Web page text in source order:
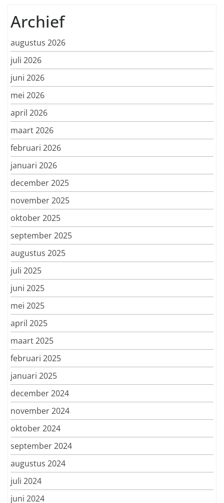
Archief
augustus 2026
juli 2026
juni 2026
mei 2026
april 2026
maart 2026
februari 2026
januari 2026
december 2025
november 2025
oktober 2025
september 2025
augustus 2025
juli 2025
juni 2025
mei 2025
april 2025
maart 2025
februari 2025
januari 2025
december 2024
november 2024
oktober 2024
september 2024
augustus 2024
juli 2024
juni 2024